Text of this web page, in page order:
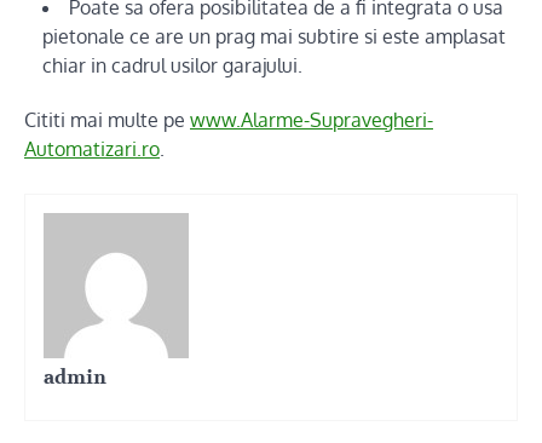
Poate sa ofera posibilitatea de a fi integrata o usa
pietonale ce are un prag mai subtire si este amplasat
chiar in cadrul usilor garajului.
Cititi mai multe pe www.Alarme-Supravegheri-
Automatizari.ro
admin